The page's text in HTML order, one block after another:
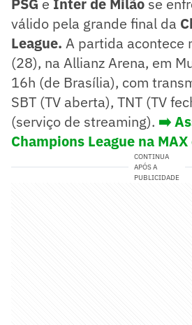
válido pela grande final da
League. A partida acontece
(28), na Allianz Arena, em
16h (de Brasília), com
SBT (TV aberta), TNT (TV
(serviço de streaming). ➡️
Champions League na MAX
CONTINUA
APÓS A
PUBLICIDADE